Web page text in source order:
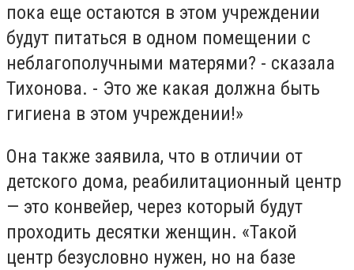
пока еще остаются в этом учреждении
будут питаться в одном помещении с
неблагополучными матерями? - сказала
Тихонова. - Это же какая должна быть
гигиена в этом учреждении!»
Она также заявила, что в отличии от
детского дома, реабилитационный центр
— это конвейер, через который будут
проходить десятки женщин. «Такой
центр безусловно нужен, но на базе